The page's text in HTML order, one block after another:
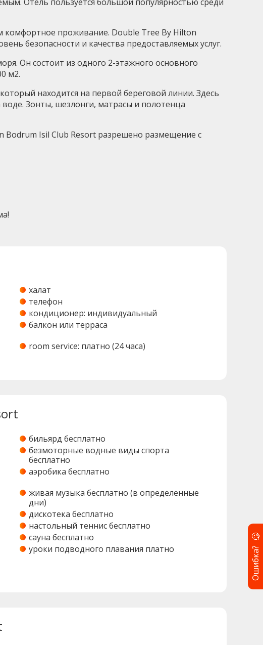
комфортное проживание. Double Tree By Hilton
безопасности и качества предоставляемых услуг.
Он состоит из одного 2-этажного основного
м2.
находится на первой береговой линии. Здесь
Зонты, шезлонги, матрасы и полотенца
Isil Club Resort разрешено размещение с
халат
телефон
кондиционер: индивидуальный
балкон или терраса
room service: платно (24 часа)
бильярд бесплатно
безмоторные водные виды спорта
бесплатно
аэробика бесплатно
живая музыка бесплатно (в определенные
дни)
дискотека бесплатно
настольный теннис бесплатно
сауна бесплатно
уроки подводного плавания платно
Ошибка?
🧐